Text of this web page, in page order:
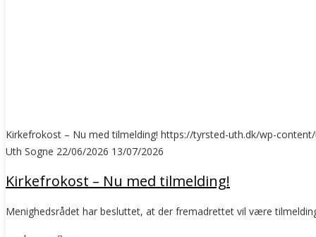
Kirkefrokost – Nu med tilmelding! https://tyrsted-uth.dk/wp-content/
Uth Sogne 22/06/2026 13/07/2026
Kirkefrokost – Nu med tilmelding!
Menighedsrådet har besluttet, at der fremadrettet vil være